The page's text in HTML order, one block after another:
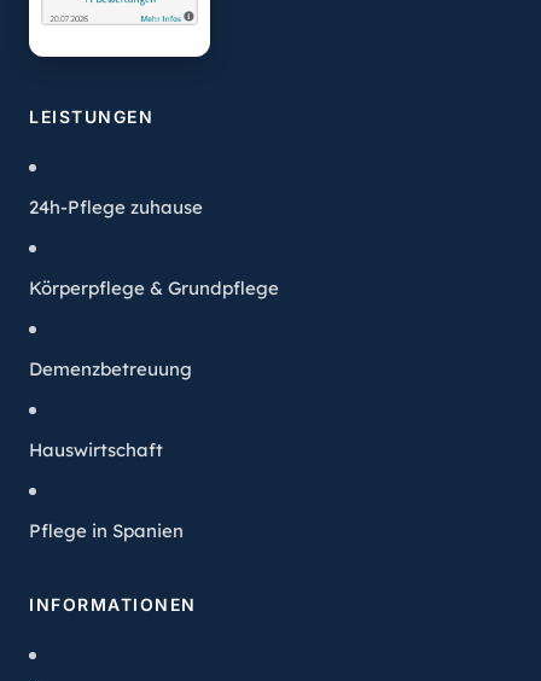
LEISTUNGEN
24h-Pflege zuhause
Körperpflege & Grundpflege
Demenzbetreuung
Hauswirtschaft
Pflege in Spanien
INFORMATIONEN